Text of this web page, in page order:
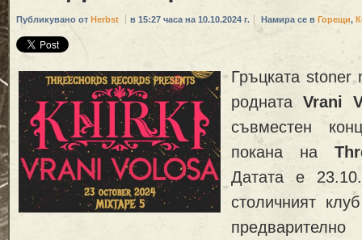
Публикувано от Herbst в 15:27 часа на 10.10.2024 г. Намира се в Горещи,
Гръцката
родната Vrani
съвместен
покана на
Датата е
столичният